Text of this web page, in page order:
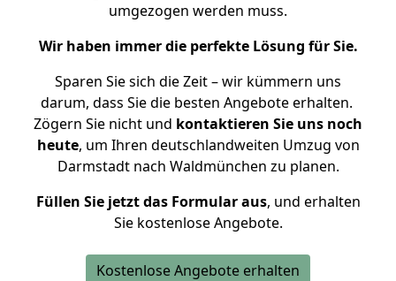
umgezogen werden muss.
Wir haben immer die perfekte Lösung für Sie.
Sparen Sie sich die Zeit – wir kümmern uns
darum, dass Sie die besten Angebote erhalten.
Zögern Sie nicht und kontaktieren Sie uns noch
heute, um Ihren deutschlandweiten Umzug von
Darmstadt nach Waldmünchen zu planen.
Füllen Sie jetzt das Formular aus, und erhalten
Sie kostenlose Angebote.
Kostenlose Angebote erhalten